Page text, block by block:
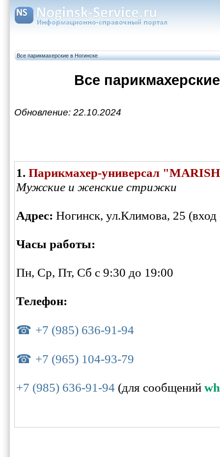
Все парикмахерские в Ногинске
Все
Обновление: 22.10.2024
1. Парикмахер-универсал
Мужские и женские стрижки
Адрес: Ногинск, ул.Климова, 25
Часы работы:
Пн, Ср, Пт, Сб с 9:30 до 19:00
Телефон:
+7 (985) 636-91-94
+7 (965) 104-93-79
+7 (985) 636-91-94 (для сообщений